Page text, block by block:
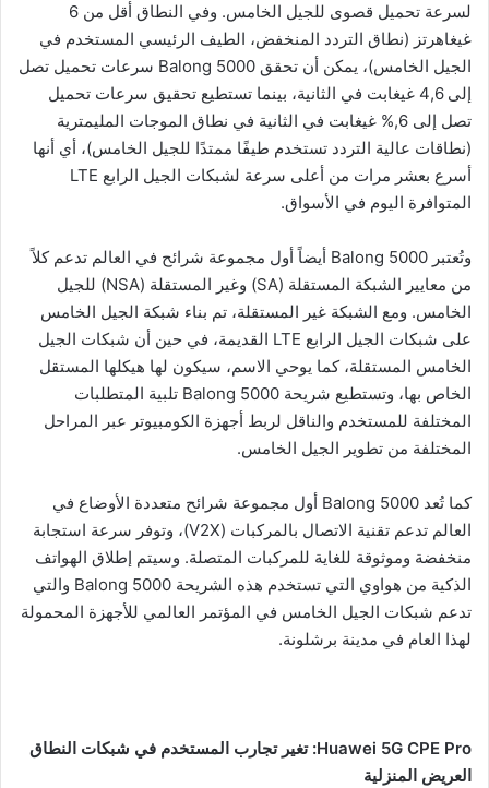
لسرعة تحميل قصوى للجيل الخامس. وفي النطاق أقل من 6
غيغاهرتز (نطاق التردد المنخفض، الطيف الرئيسي المستخدم في
الجيل الخامس)، يمكن أن تحقق Balong 5000 سرعات تحميل تصل
إلى 4,6 غيغابت في الثانية، بينما تستطيع تحقيق سرعات تحميل
تصل إلى 6,% غيغابت في الثانية في نطاق الموجات المليمترية
(نطاقات عالية التردد تستخدم طيفًا ممتدًا للجيل الخامس)، أي أنها
أسرع بعشر مرات من أعلى سرعة لشبكات الجيل الرابع LTE
المتوافرة اليوم في الأسواق.
وتُعتبر Balong 5000 أيضاً أول مجموعة شرائح في العالم تدعم كلاً
من معايير الشبكة المستقلة (SA) وغير المستقلة (NSA) للجيل
الخامس. ومع الشبكة غير المستقلة، تم بناء شبكة الجيل الخامس
على شبكات الجيل الرابع LTE القديمة، في حين أن شبكات الجيل
الخامس المستقلة، كما يوحي الاسم، سيكون لها هيكلها المستقل
الخاص بها، وتستطيع شريحة Balong 5000 تلبية المتطلبات
المختلفة للمستخدم والناقل لربط أجهزة الكومبيوتر عبر المراحل
المختلفة من تطوير الجيل الخامس.
كما تُعد Balong 5000 أول مجموعة شرائح متعددة الأوضاع في
العالم تدعم تقنية الاتصال بالمركبات (V2X)، وتوفر سرعة استجابة
منخفضة وموثوقة للغاية للمركبات المتصلة. وسيتم إطلاق الهواتف
الذكية من هواوي التي تستخدم هذه الشريحة Balong 5000 والتي
تدعم شبكات الجيل الخامس في المؤتمر العالمي للأجهزة المحمولة
لهذا العام في مدينة برشلونة.
Huawei 5G CPE Pro: تغير تجارب المستخدم في شبكات النطاق
العريض المنزلية